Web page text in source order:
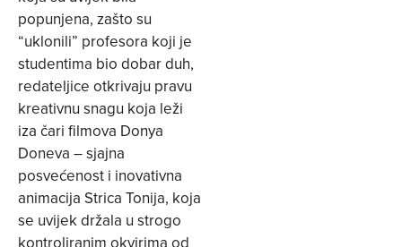
popunjena, zašto su
“uklonili” profesora koji je
studentima bio dobar duh,
redateljice otkrivaju pravu
kreativnu snagu koja leži
iza čari filmova Donya
Doneva – sjajna
posvećenost i inovativna
animacija Strica Tonija, koja
se uvijek držala u strogo
kontroliranim okvirima od